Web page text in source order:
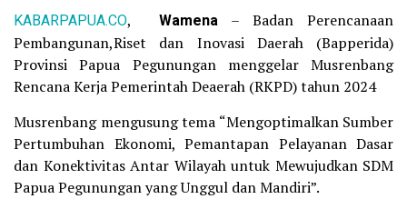
KABARPAPUA.CO, Wamena – Badan Perencanaan
Pembangunan,Riset dan Inovasi Daerah (Bapperida)
Provinsi Papua Pegunungan menggelar Musrenbang
Rencana Kerja Pemerintah Deaerah (RKPD) tahun 2024
Musrenbang mengusung tema “Mengoptimalkan Sumber
Pertumbuhan Ekonomi, Pemantapan Pelayanan Dasar
dan Konektivitas Antar Wilayah untuk Mewujudkan SDM
Papua Pegunungan yang Unggul dan Mandiri”.